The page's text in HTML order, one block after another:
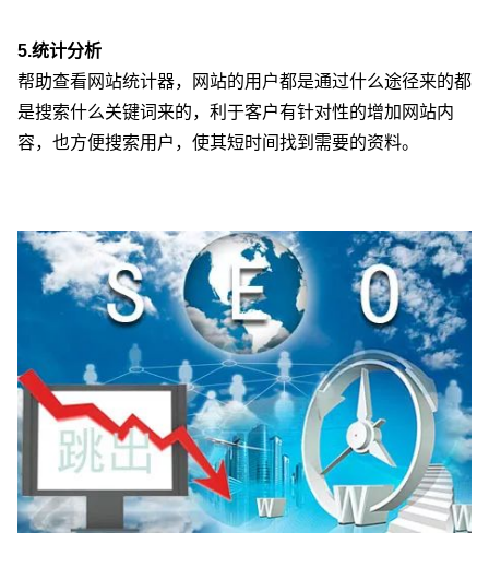
5.统计分析
帮助查看网站统计器，网站的用户都是通过什么途径来的都
是搜索什么关键词来的，利于客户有针对性的增加网站内
容，也方便搜索用户，使其短时间找到需要的资料。